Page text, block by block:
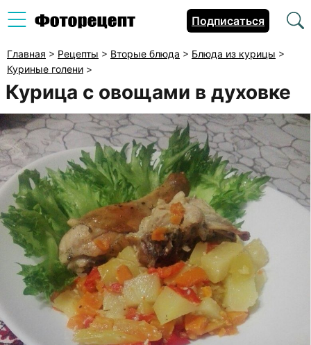
Подписаться
Главная > Рецепты > Вторые блюда > Блюда из курицы >
Куриные голени >
Курица с овощами в духовке